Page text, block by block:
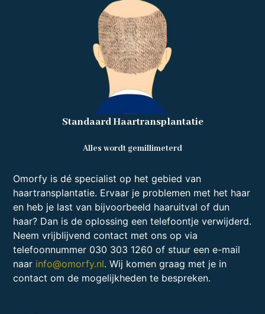
Standaard Haartransplantatie
Alles wordt gemillimeterd
Omorfy is dé specialist op het gebied van
haartransplantatie. Ervaar je problemen met het haar
en heb je last van bijvoorbeeld haaruitval of dun
haar? Dan is de oplossing een telefoontje verwijderd.
Neem vrijblijvend contact met ons op via
telefoonnummer 030 303 1260 of stuur een e-mail
naar info@omorfy.nl. Wij komen graag met je in
contact om de mogelijkheden te bespreken.